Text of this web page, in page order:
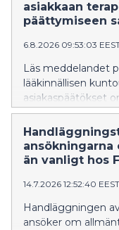
närvarande
medicinsk
asiakkaan
päättymiseen
6.8.2026 09:53:03
Läs meddelandet
lääkinnällisen
asiakaspäätökset
31.12.2026
mukaisesti
kaikkia nykyisiä
terapioiden
ansökningarna
än vanligt hos
14.7.2026 12:52:40 EEST
Handläggningen
ansöker om